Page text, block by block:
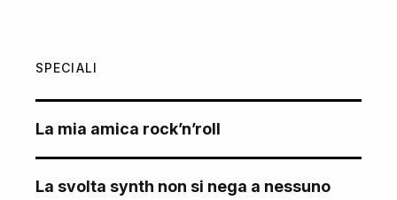
SPECIALI
La mia amica rock’n’roll
La svolta synth non si nega a nessuno